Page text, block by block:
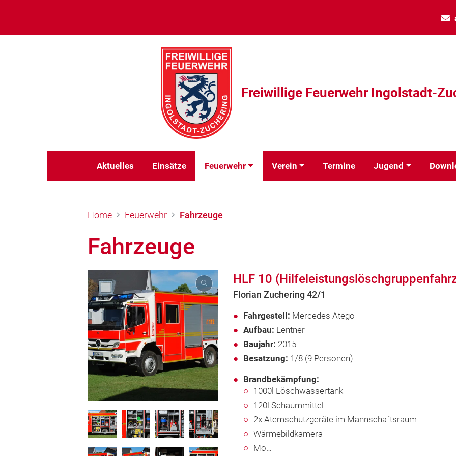
Freiwillige Feuerwehr Ingolstadt-
Aktuelles Einsätze Feuerwehr Verein Termine Jugend
Home Feuerwehr Fahrzeuge
Fahrzeuge
HLF 10
Florian Zuchering 42/1
Fahrgestell: Mercedes Atego
Aufbau: Lentner
Baujahr: 2015
Besatzung: 1/8 (9 Personen)
Brandbekämpfung:
1000l Löschwassertank
120l Schaummittel
2x Atemschutzgeräte im Mannschaftsraum
Wärmebildkamera
Mo…